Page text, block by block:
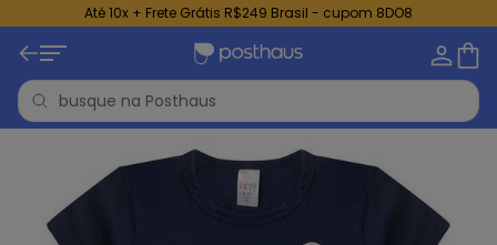
Até 10x + Frete Grátis R$249 Brasil - cupom 8DO8